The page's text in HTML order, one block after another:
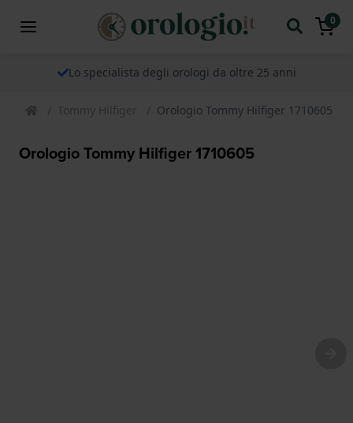
0
Lo specialista degli orologi da oltre 25 anni
Tommy Hilfiger Orologio Tommy Hilfiger 1710605
Orologio Tommy Hilfiger 1710605